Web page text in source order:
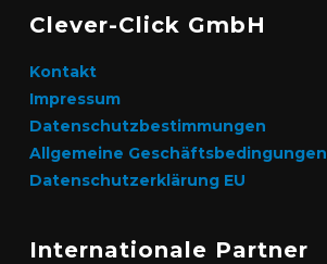
Clever-Click GmbH
Kontakt
Impressum
Datenschutzbestimmungen
Allgemeine Geschäftsbedingungen
Datenschutzerklärung EU
Internationale Partner